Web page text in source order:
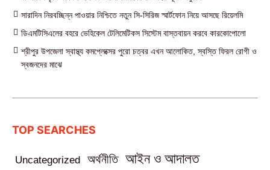
সারাদিন নিরবচ্ছিন্ন পাওয়ার নিশ্চিতে নতুন সি-সিরিজ স্মার্টফোন নিয়ে আসছে রিয়েলমি
ডিএমটিসিএলের বহরে ভেহিকেল টেলিমেটিকস সিস্টেম বাস্তবায়ন করবে কারকোপোলো
শ্রীপুর উপজেলা স্বাস্থ্য কমপ্লেক্সের পুরো চত্বর এখন আলোকিত, স্বস্তি ফিরল রোগী ও
স্বজনদের মাঝে‎
TOP SEARCHES
Uncategorized অর্থনীতি আইন ও আদালত